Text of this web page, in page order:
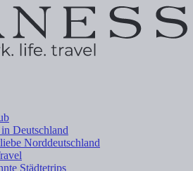
Deutschland
Norddeutschland
Städtetrips